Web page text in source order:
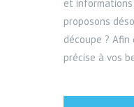
et informations
proposons
découpe ?
précise à vos